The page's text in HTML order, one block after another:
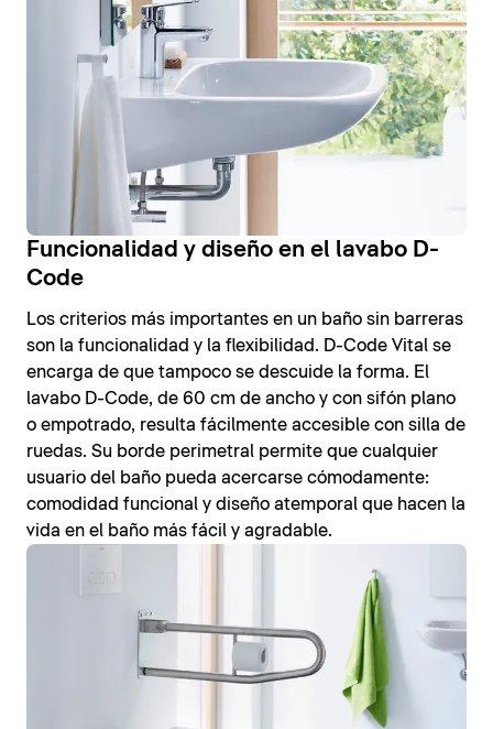
Funcionalidad y diseño en el lavabo D-
Code
Los criterios más importantes en un baño sin barreras
son la funcionalidad y la flexibilidad. D-Code Vital se
encarga de que tampoco se descuide la forma. El
lavabo D-Code, de 60 cm de ancho y con sifón plano
o empotrado, resulta fácilmente accesible con silla de
ruedas. Su borde perimetral permite que cualquier
usuario del baño pueda acercarse cómodamente:
comodidad funcional y diseño atemporal que hacen la
vida en el baño más fácil y agradable.